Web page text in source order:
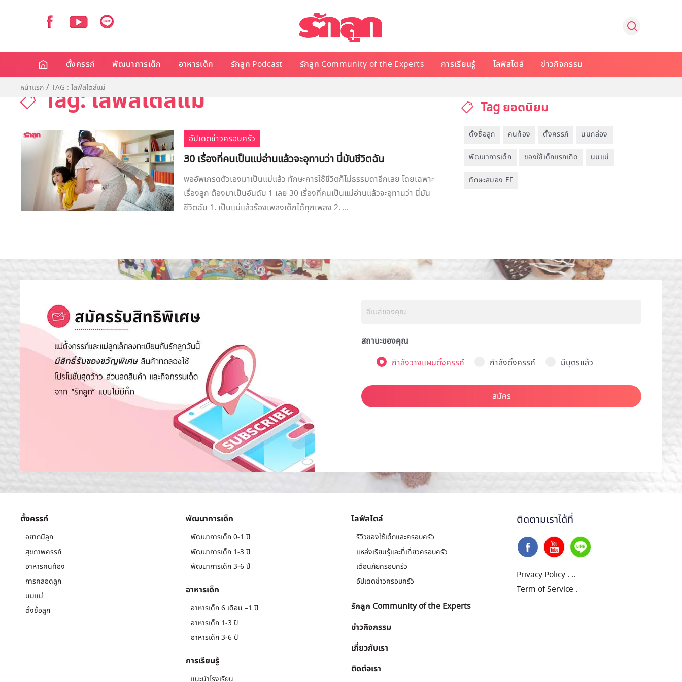
ตั้งครรภ์ พัฒนาการเด็ก อาหารเด็ก รักลูก Podcast รักลูก Community of the Experts การเรียนรู้ ไลฟ์สไตล์ ข่าวกิจกรรม
หน้าแรก TAG : ไลฟ์สไตล์แม่
Tag: ไลฟ์สไตล์แม่
อัปเดตข่าวครอบครัว
30 เรื่องที่คนเป็นแม่อ่านแล้วจะอุทานว่า นี่มันชีวิตฉัน
พออัพเกรดตัวเองมาเป็นแม่แล้ว ทักษะการใช้ชีวิตก็ไม่ธรรมดาอีกเลย โดยเฉพาะ
เรื่องลูก ต้องมาเป็นอันดับ 1 เลย 30 เรื่องที่คนเป็นแม่อ่านแล้วจะอุทานว่า นี่มัน
ชีวิตฉัน 1. เป็นแม่แล้วร้องเพลงเด็กได้ทุกเพลง 2. ...
Tag ยอดนิยม
ตั้งชื่อลูก คนท้อง ตั้งครรภ์ นมกล่อง
พัฒนาการเด็ก ของใช้เด็กแรกเกิด นมแม่
ทักษะสมอง EF
สถานะของคุณ
กำลังวางแผนตั้งครรภ์
กำลังตั้งครรภ์ มีบุตรแล้ว
สมัคร
ตั้งครรภ์
อยากมีลูก
สุขภาพครรภ์
อาหารคนท้อง
การคลอดลูก
นมแม่
ตั้งชื่อลูก
พัฒนาการเด็ก
พัฒนาการเด็ก 0-1 ปี
พัฒนาการเด็ก 1-3 ปี
พัฒนาการเด็ก 3-6 ปี
อาหารเด็ก
อาหารเด็ก 6 เดือน –1 ปี
อาหารเด็ก 1-3 ปี
อาหารเด็ก 3-6 ปี
การเรียนรู้
แนะนำโรงเรียน
ไลฟ์สไตล์
รีวิวของใช้เด็กและครอบครัว
แหล่งเรียนรู้และที่เที่ยวครอบครัว
เตือนภัยครอบครัว
อัปเดตข่าวครอบครัว
รักลูก Community of the Experts
ข่าวกิจกรรม
เกี่ยวกับเรา
ติดต่อเรา
ติดตามเราได้ที่
Privacy Policy . ..
Term of Service .